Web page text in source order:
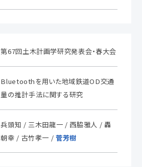
第67回土木計画学研究発表会・春大会
Bluetoothを用いた地域鉄道OD交通
量の推計手法に関する研究
兵頭知 / 三木田龍一 / 西脇雅人 / 轟
朝幸 / 古竹孝一 /菅芳樹